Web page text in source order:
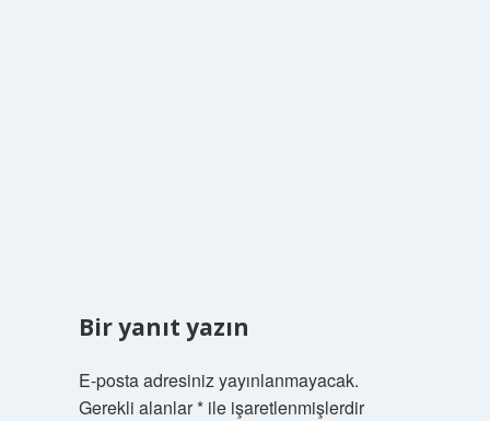
Bir yanıt yazın
E-posta adresiniz yayınlanmayacak.
Gerekli alanlar*ile işaretlenmişlerdir